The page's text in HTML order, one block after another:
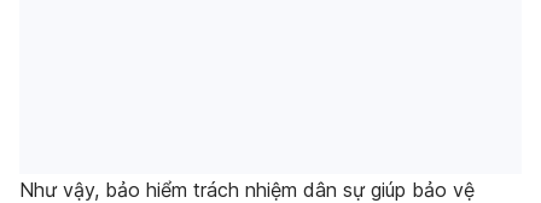
Như vậy, bảo hiểm trách nhiệm dân sự giúp bảo vệ